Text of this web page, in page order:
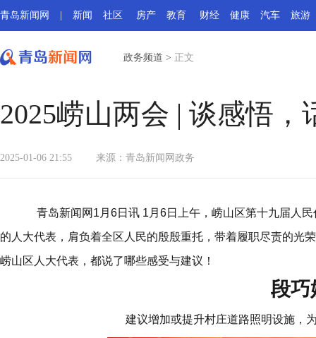
青岛新闻网 新闻 社区 房产 教育 财经 健康 汽车 旅游
政务频道 > 正文
2025崂山两会 | 谈感悟
2025-01-06 21:55 来源： 青岛新闻网政务
青岛新闻网1月6日讯 1月6日上午，崂山区第十九届人
的人大代表，肩负着全区人民的殷殷重托，带着履职尽责的光
崂山区人大代表，都说了哪些感受与建议！
段巧
建议增加或提升村庄道路照明设施，